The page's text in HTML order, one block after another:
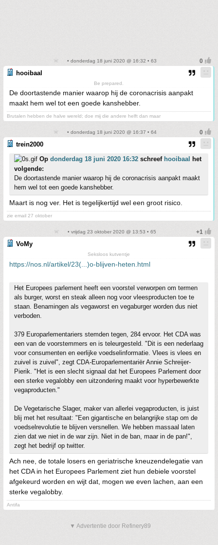
• donderdag 18 juni 2020 @ 16:32 • 63
hooibaal
Be prepared.
De doortastende manier waarop hij de coronacrisis aanpakt
maakt hem wel tot een goede kanshebber.
Brutalen hebben de halve wereld; doe mij die andere helft dan maar
• donderdag 18 juni 2020 @ 16:37 • 64
trein2000
Op donderdag 18 juni 2020 16:32 schreef hooibaal het
volgende:
De doortastende manier waarop hij de coronacrisis aanpakt maakt
hem wel tot een goede kanshebber.
Maart is nog ver. Het is tegelijkertijd wel een groot risico.
zie email 27 oktober
• vrijdag 23 oktober 2020 @ 13:53 • 65
VoMy
Seksloos kutventje
https://nos.nl/artikel/23(...)o-blijven-heten.html
Het Europees parlement heeft een voorstel verworpen om termen
als burger, worst en steak alleen nog voor vleesproducten toe te
staan. Benamingen als vegaworst en vegaburger worden dus niet
verboden.
379 Europarlementariers stemden tegen, 284 ervoor. Het CDA was
een van de voorstemmers en is teleurgesteld. "Dit is een nederlaag
voor consumenten en eerlijke voedselinformatie. Vlees is vlees en
zuivel is zuivel", zegt CDA-Europarlementariër Annie Schreijer-
Pierik. "Het is een slecht signaal dat het Europees Parlement door
een sterke vegalobby een uitzondering maakt voor hyperbewerkte
vegaproducten."
De Vegetarische Slager, maker van allerlei vegaproducten, is juist
blij met het resultaat: "Een gigantische en belangrijke stap om de
voedselrevolutie te blijven versnellen. We hebben massaal laten
zien dat we niet in de war zijn. Niet in de ban, maar in de pan!",
zegt het bedrijf op twitter.
Ach nee, de totale losers en geriatrische kneuzendelegatie van
het CDA in het Europees Parlement ziet hun debiele voorstel
afgekeurd worden en wijt dat, mogen we even lachen, aan een
sterke vegalobby.
Antifa
▼ Advertentie door Refinery89